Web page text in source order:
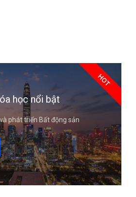
học nổi bật
phát triển Bất động sản
HOT